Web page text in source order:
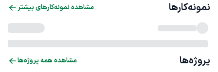
نمونه‌کارها مشاهده نمونه‌کارهای بیشتر
پروژه‌ها مشاهده همه پروژه‌ها